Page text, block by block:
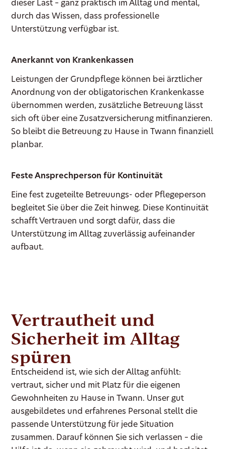
dieser Last – ganz praktisch im Alltag und mental,
durch das Wissen, dass professionelle
Unterstützung verfügbar ist.
Anerkannt von Krankenkassen
Leistungen der Grundpflege können bei ärztlicher
Anordnung von der obligatorischen Krankenkasse
übernommen werden, zusätzliche Betreuung lässt
sich oft über eine Zusatzversicherung mitfinanzieren.
So bleibt die Betreuung zu Hause in Twann finanziell
planbar.
Feste Ansprechperson für Kontinuität
Eine fest zugeteilte Betreuungs- oder Pflegeperson
begleitet Sie über die Zeit hinweg. Diese Kontinuität
schafft Vertrauen und sorgt dafür, dass die
Unterstützung im Alltag zuverlässig aufeinander
aufbaut.
Vertrautheit und
Sicherheit im Alltag
spüren
Entscheidend ist, wie sich der Alltag anfühlt:
vertraut, sicher und mit Platz für die eigenen
Gewohnheiten zu Hause in Twann. Unser gut
ausgebildetes und erfahrenes Personal stellt die
passende Unterstützung für jede Situation
zusammen. Darauf können Sie sich verlassen – die